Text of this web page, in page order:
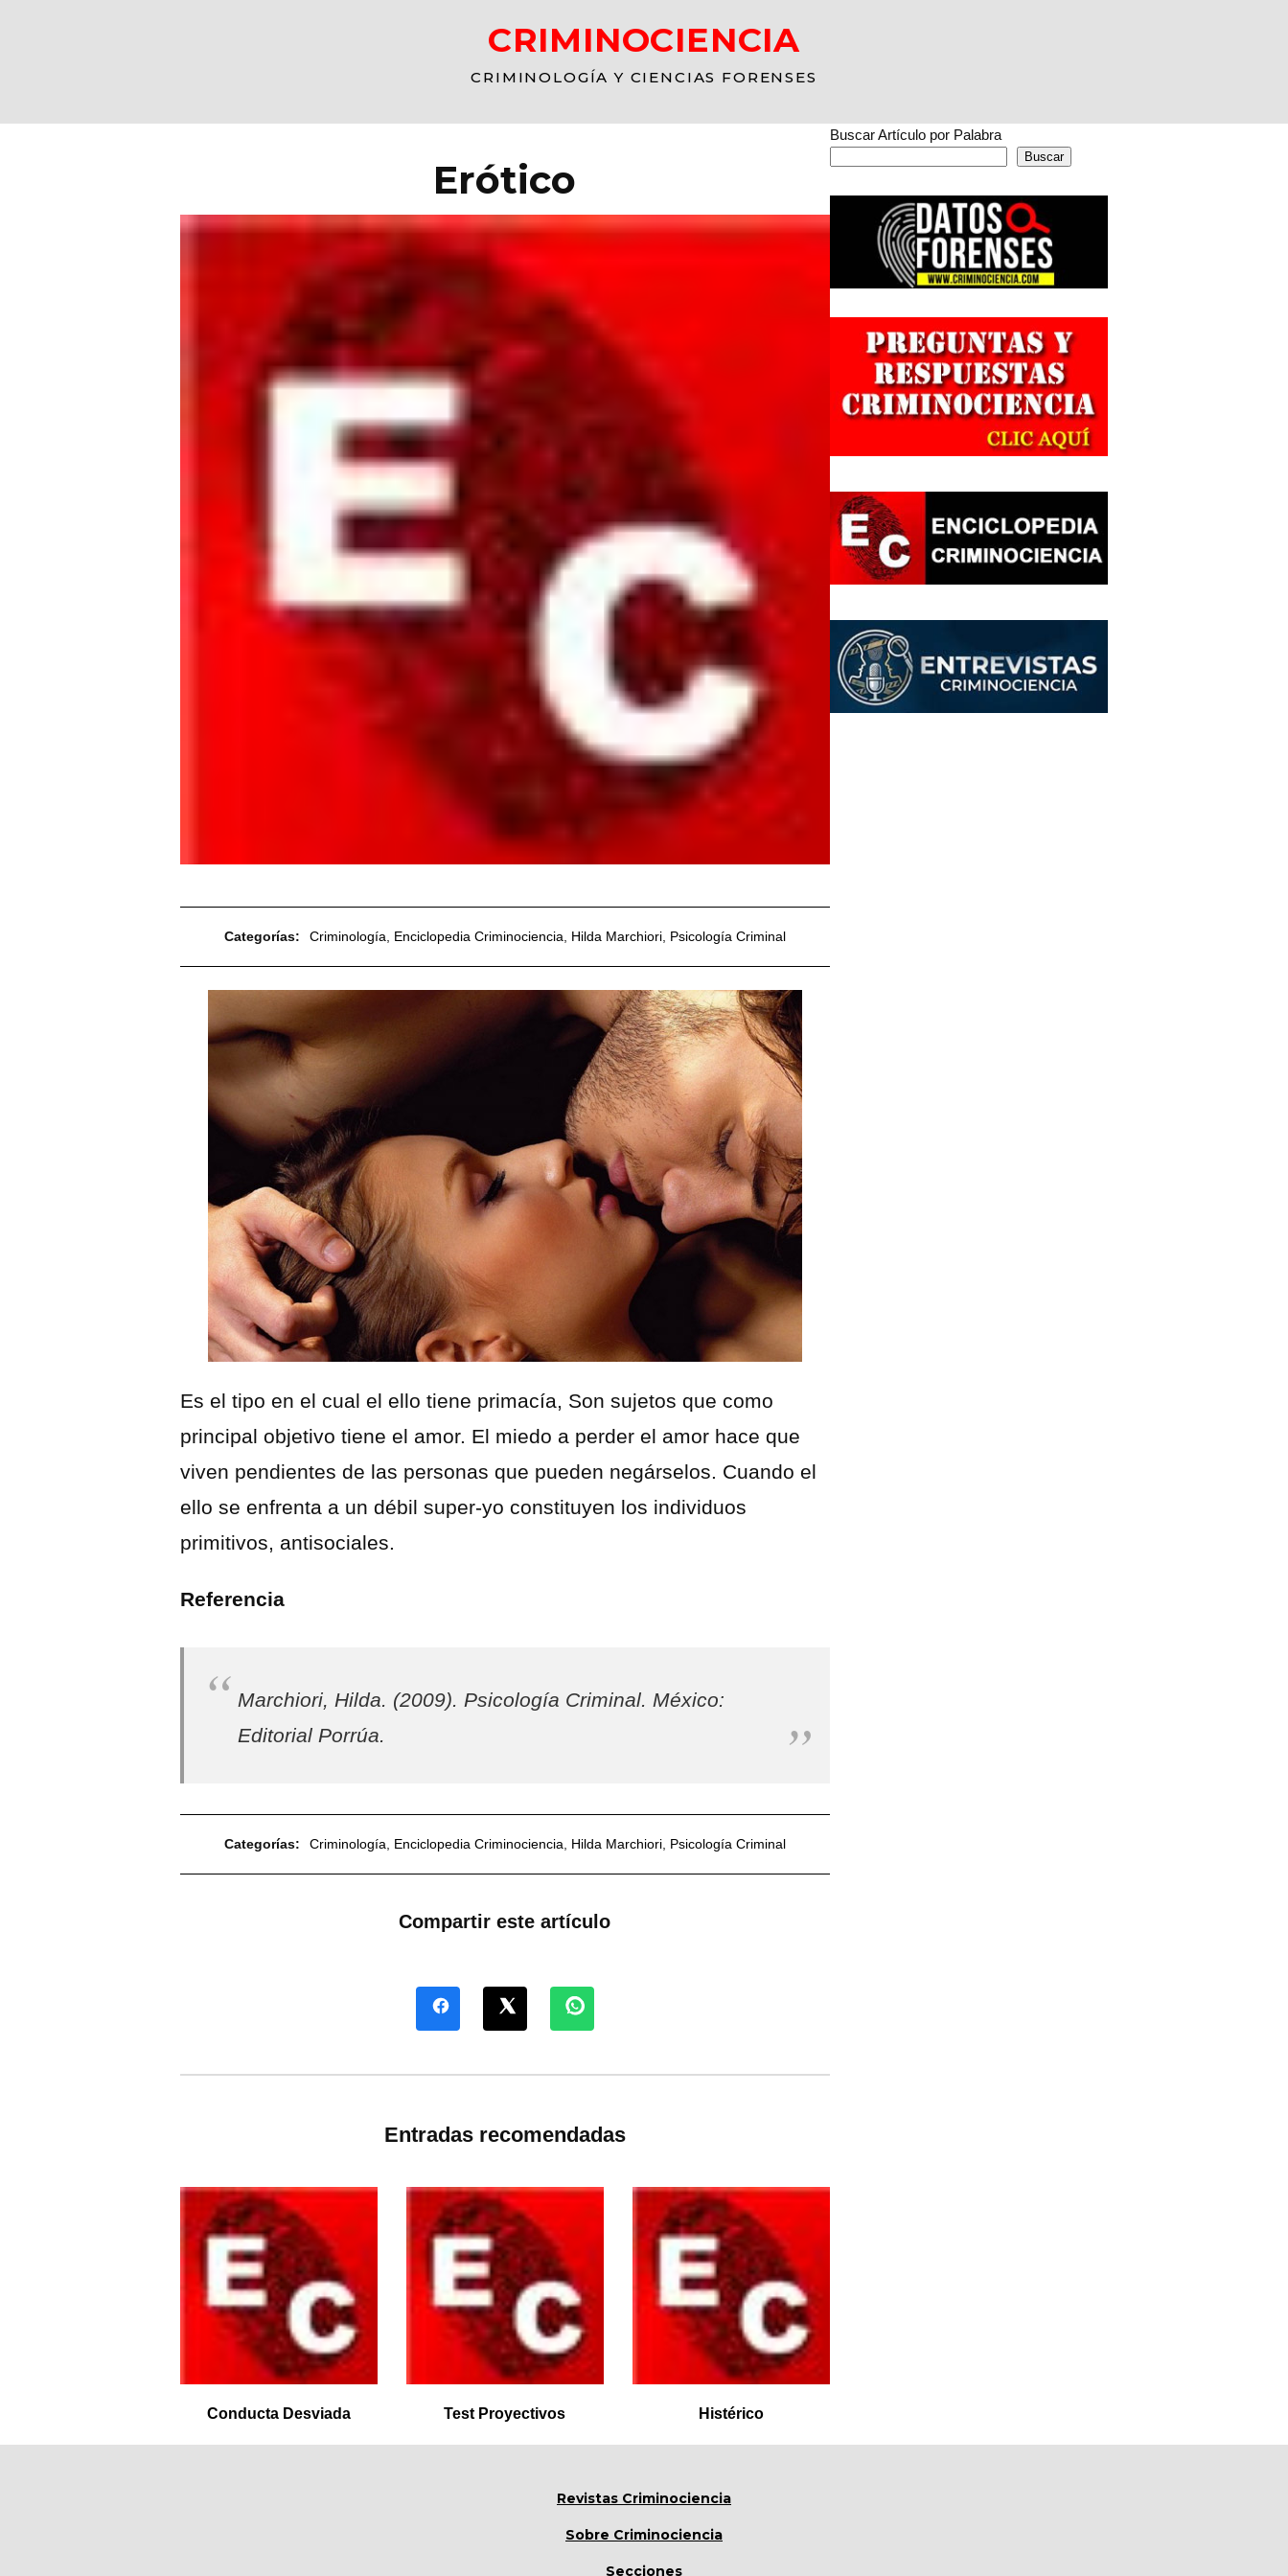
CRIMINOCIENCIA
CRIMINOLOGÍA Y CIENCIAS FORENSES
Erótico
Categorías: Criminología Enciclopedia Criminociencia Hilda Marchiori, Psicología Criminal
Es el tipo en el cual el ello tiene primacía, Son sujetos que como
principal objetivo tiene el amor. El miedo a perder el amor hace que
viven pendientes de las personas que pueden negárselos. Cuando el
ello se enfrenta a un débil super-yo constituyen los individuos
primitivos, antisociales.
Referencia
Marchiori, Hilda. (2009). Psicología Criminal. México:
Editorial Porrúa.
Categorías: Criminología Enciclopedia Criminociencia Hilda Marchiori, Psicología Criminal
Compartir este artículo
Entradas recomendadas
Conducta Desviada Test Proyectivos Histérico
Buscar Artículo por Palabra
Buscar
Revistas Criminociencia
Sobre Criminociencia
Secciones